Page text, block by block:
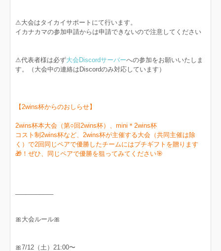
⚠︎大会はタイカイサポートにて行います。
イカナカマの参加申請からは申請できないので注意してください
⚠︎代表者様は必ず大会Discordサーバーへの参加をお願いいたしま
す。（大会中の連絡はDiscordのみ対応しています）
【2wins杯からのおしらせ】
2wins杯本大会（第○回2wins杯）、mini＊2wins杯
コスト制2wins杯など、2wins杯が主催する大会（共同主催は除
く）で2回同じペアで優勝したチームにはプチギフトを贈ります
🎁！ぜひ、同じペアで優勝を狙ってみてください🎯
🎀大会ルール🎀
🎀7/12（土）21:00〜